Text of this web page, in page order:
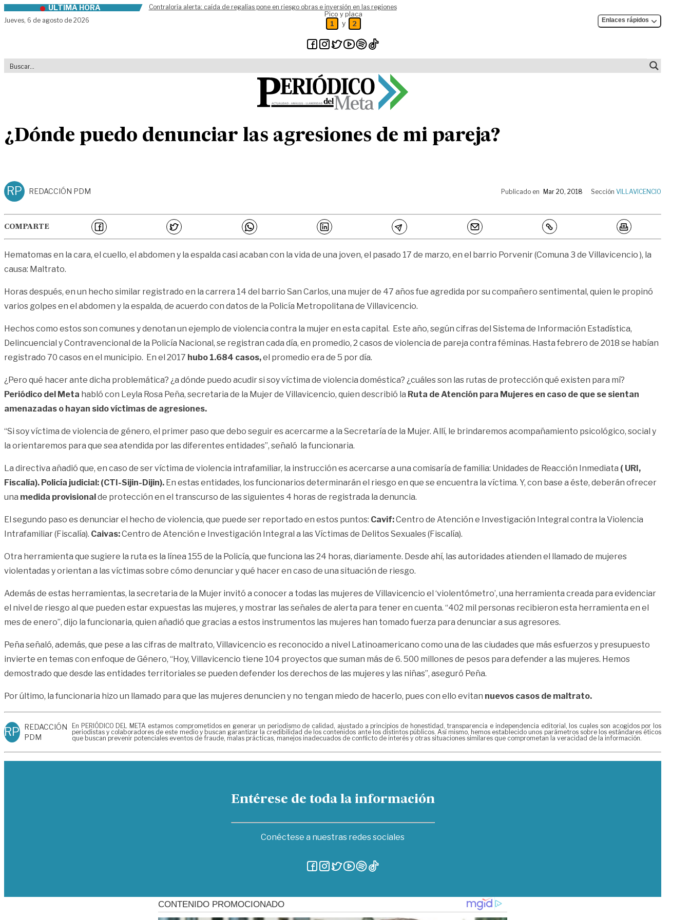
Skip to contentÚLTIMA HORA
Contraloría alerta: caída de regalías pone en riesgo obras e inversión en las regiones
Jueves, 6 de agosto de 2026
Pico y placa
1 y 2 Enlaces rápidos
¿Dónde puedo denunciar las agresiones de mi pareja?
RP REDACCIÓN PDM Publicado en Mar 20, 2018 Sección VILLAVICENCIO
COMPARTE
Hematomas en la cara, el cuello, el abdomen y la espalda casi acaban con la vida de una joven, el pasado 17 de marzo, en el barrio Porvenir (Comuna 3 de Villavicencio ), la
causa: Maltrato.
Horas después, en un hecho similar registrado en la carrera 14 del barrio San Carlos, una mujer de 47 años fue agredida por su compañero sentimental, quien le propinó
varios golpes en el abdomen y la espalda, de acuerdo con datos de la Policía Metropolitana de Villavicencio.
Hechos como estos son comunes y denotan un ejemplo de violencia contra la mujer en esta capital. Este año, según cifras del Sistema de Información Estadística,
Delincuencial y Contravencional de la Policía Nacional, se registran cada día, en promedio, 2 casos de violencia de pareja contra féminas. Hasta febrero de 2018 se habían
registrado 70 casos en el municipio. En el 2017 hubo 1.684 casos,el promedio era de 5 por día.
¿Pero qué hacer ante dicha problemática? ¿a dónde puedo acudir si soy víctima de violencia doméstica? ¿cuáles son las rutas de protección qué existen para mí?
Periódico del Meta habló con Leyla Rosa Peña, secretaria de la Mujer de Villavicencio, quien describió la Ruta de Atención para Mujeres en caso de que se sientan
amenazadas o hayan sido víctimas de agresiones.
“Si soy víctima de violencia de género, el primer paso que debo seguir es acercarme a la Secretaría de la Mujer. Allí, le brindaremos acompañamiento psicológico, social y
la orientaremos para que sea atendida por las diferentes entidades”, señaló la funcionaria.
La directiva añadió que, en caso de ser víctima de violencia intrafamiliar, la instrucción es acercarse a una comisaría de familia: Unidades de Reacción Inmediata ( URI,
Fiscalía). Policía judicial: (CTI-Sijin-Dijin). En estas entidades, los funcionarios determinarán el riesgo en que se encuentra la víctima. Y, con base a éste, deberán ofrecer
una medida provisionalde protección en el transcurso de las siguientes 4 horas de registrada la denuncia.
El segundo paso es denunciar el hecho de violencia, que puede ser reportado en estos puntos: Cavif:Centro de Atención e Investigación Integral contra la Violencia
Intrafamiliar (Fiscalía). Caivas:Centro de Atención e Investigación Integral a las Víctimas de Delitos Sexuales (Fiscalía).
Otra herramienta que sugiere la ruta es la línea 155 de la Policía, que funciona las 24 horas, diariamente. Desde ahí, las autoridades atienden el llamado de mujeres
violentadas y orientan a las víctimas sobre cómo denunciar y qué hacer en caso de una situación de riesgo.
Además de estas herramientas, la secretaria de la Mujer invitó a conocer a todas las mujeres de Villavicencio el ‘violentómetro’, una herramienta creada para evidenciar
el nivel de riesgo al que pueden estar expuestas las mujeres, y mostrar las señales de alerta para tener en cuenta. “402 mil personas recibieron esta herramienta en el
mes de enero”, dijo la funcionaria, quien añadió que gracias a estos instrumentos las mujeres han tomado fuerza para denunciar a sus agresores.
Peña señaló, además, que pese a las cifras de maltrato, Villavicencio es reconocido a nivel Latinoamericano como una de las ciudades que más esfuerzos y presupuesto
invierte en temas con enfoque de Género, “Hoy, Villavicencio tiene 104 proyectos que suman más de 6. 500 millones de pesos para defender a las mujeres. Hemos
demostrado que desde las entidades territoriales se pueden defender los derechos de las mujeres y las niñas”, aseguró Peña.
Por último, la funcionaria hizo un llamado para que las mujeres denuncien y no tengan miedo de hacerlo, pues con ello evitan nuevos casos de maltrato.
RP REDACCIÓN
PDM
En PERIÓDICO DEL META estamos comprometidos en generar un periodismo de calidad, ajustado a principios de honestidad, transparencia e independencia editorial, los cuales son acogidos por los
periodistas y colaboradores de este medio y buscan garantizar la credibilidad de los contenidos ante los distintos públicos. Así mismo, hemos establecido unos parámetros sobre los estándares éticos
que buscan prevenir potenciales eventos de fraude, malas prácticas, manejos inadecuados de conflicto de interés y otras situaciones similares que comprometan la veracidad de la información.
Entérese de toda la información
Conéctese a nuestras redes sociales